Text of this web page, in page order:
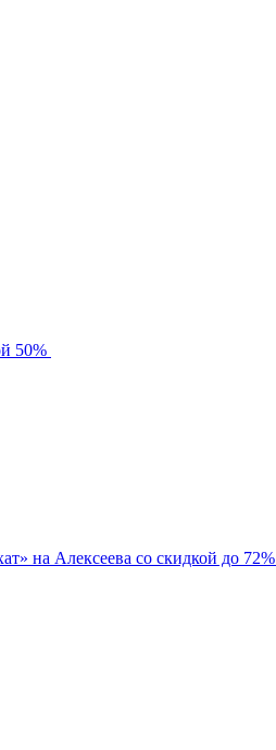
50%
на Алексеева со скидкой до 72%